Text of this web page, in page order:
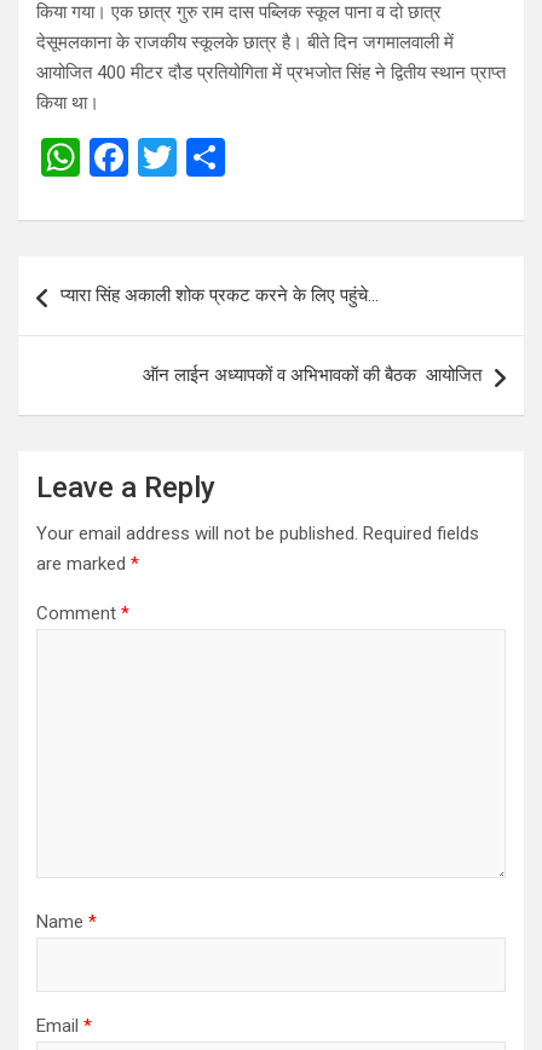
किया गया। एक छात्र गुरु राम दास पब्लिक स्कूल पाना व दो छात्र
देसूमलकाना के राजकीय स्कूलके छात्र है। बीते दिन जगमालवाली में
आयोजित 400 मीटर दौड प्रतियोगिता में प्रभजोत सिंह ने द्वितीय स्थान प्राप्त
किया था।
W
at
s
A
p
F
ce
o
o
k
T
tt
er
ar
navigation
प्यारा सिंह अकाली शोक प्रकट करने के लिए पहुंचे…
ऑन लाईन अध्यापकों व अभिभावकों की बैठक आयोजित
Leave a Reply
Your email address will not be published. Required fields
are marked *
Comment *
Name *
Email *